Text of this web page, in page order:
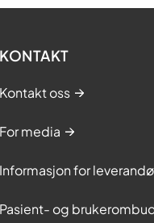
KONTAKT
Kontakt oss
For media
Informasjon for
Pasient- og